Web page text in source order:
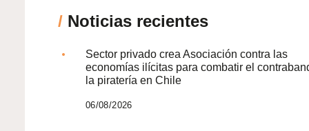
/ Noticias recientes
Sector privado crea Asociación contra las
economías ilícitas para combatir el
la piratería en Chile
06/08/2026